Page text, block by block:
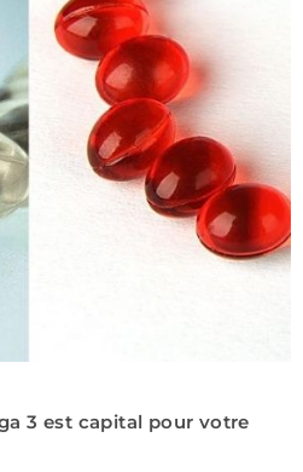
3 est capital pour votre